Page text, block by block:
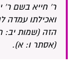
ר' חייא בשם ר'
ואכילתו עמדה
הזה (שמות יב:
(אסתר ו: א).